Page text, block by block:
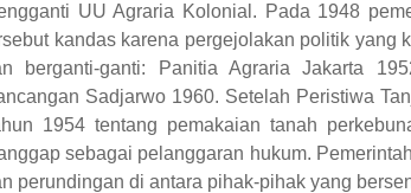
UU Agraria Kolonial. Pada 1948
kandas karena pergejolakan politik yang
berganti-ganti: Panitia Agraria Jakarta
Sadjarwo 1960. Setelah Peristiwa
1954 tentang pemakaian tanah
sebagai pelanggaran hukum.
perundingan di antara pihak-pihak yang